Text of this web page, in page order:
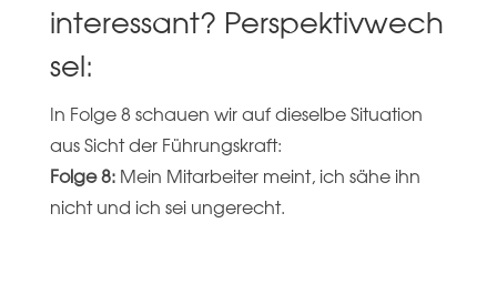
interessant? Perspektivwech
sel:
In Folge 8 schauen wir auf dieselbe Situation
aus Sicht der Führungskraft:
Folge 8:Mein Mitarbeiter meint, ich sähe ihn
nicht und ich sei ungerecht.